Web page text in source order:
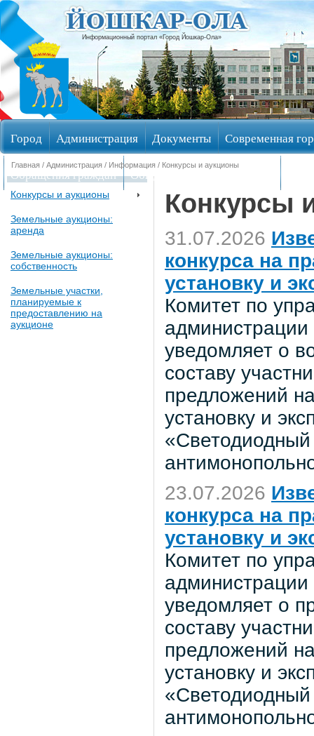
Информационный портал «Город Йошкар-Ола»
Город Администрация Документы Современная
Обращения граждан Общественные обсуждения
Главная / Администрация / Информация / Конкурсы и аукционы
Конкурсы и аукционы
Земельные аукционы:
аренда
Земельные аукционы:
собственность
Земельные участки,
планируемые к
предоставлению на
аукционе
Конкурсы
31.07.2026
конкурса на
установку и
Комитет по
администрации
уведомляет о
составу
предложений
установку и
23.07.2026
конкурса на
установку и
Комитет по
администрации
уведомляет о
составу
предложений
установку и